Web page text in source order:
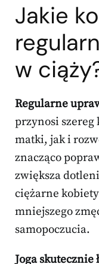
Jakie
w
Regularne
przynosi
matki, jak i
znacząco
zwiększa
ciężarne
mniejszego
samopoczucia.
Joga skutecznie